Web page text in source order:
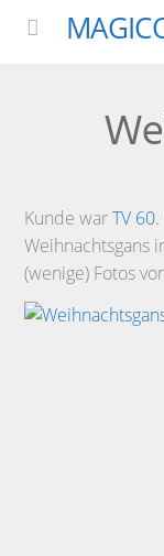
Kunde warTV 60
Weihnachtsgans
(wenige) Fotos